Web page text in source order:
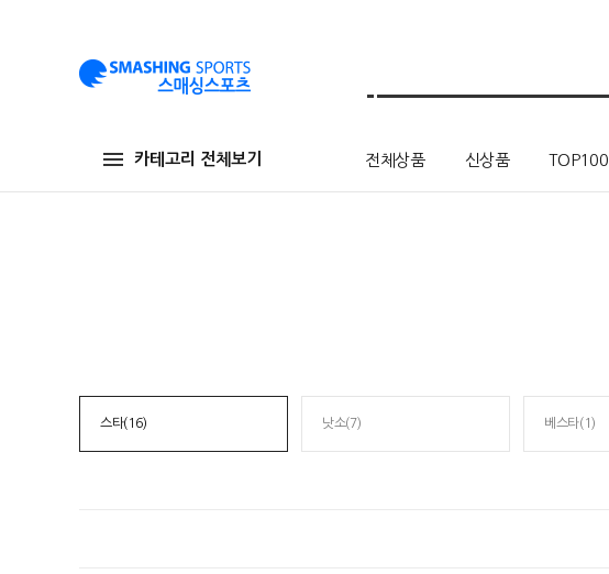
카테고리 전체보기 전체상품 신상품 TOP100
스타(16) 낫소(7) 베스타(1)